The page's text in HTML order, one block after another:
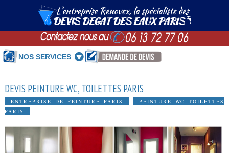
NOS SERVICES
DEVIS PEINTURE WC, TOILETTES PARIS
ENTREPRISE DE PEINTURE PARIS
PEINTURE WC TOILETTES
PARIS